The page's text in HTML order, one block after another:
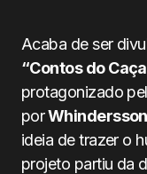
Acaba de ser
“Contos do
protagonizado
por
ideia de trazer o
projeto partiu da